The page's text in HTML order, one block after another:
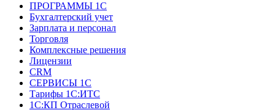
ПРОГРАММЫ 1С
Бухгалтерский учет
Зарплата и персонал
Торговля
Комплексные решения
Лицензии
CRM
СЕРВИСЫ 1С
Тарифы 1С:ИТС
1С:КП Отраслевой